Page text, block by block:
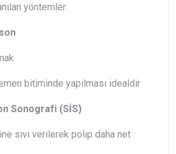
yöntemler:
bitiminde yapılması idealdir
Sonografi (SİS)
sıvı verilerek polip daha net